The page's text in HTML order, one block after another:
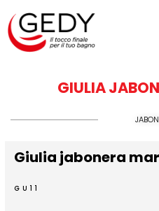
GIULIA
Giulia jabonera
GU11